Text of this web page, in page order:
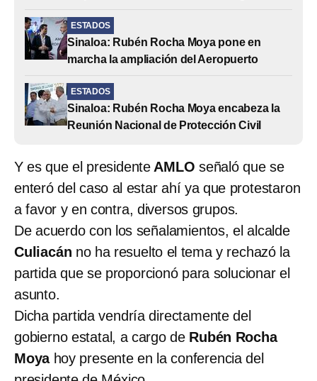
ESTADOS
Sinaloa: Rubén Rocha Moya pone en
marcha la ampliación del Aeropuerto
ESTADOS
Sinaloa: Rubén Rocha Moya encabeza la
Reunión Nacional de Protección Civil
Y es que el presidente AMLO señaló que se
enteró del caso al estar ahí ya que protestaron
a favor y en contra, diversos grupos.
De acuerdo con los señalamientos, el alcalde
Culiacán no ha resuelto el tema y rechazó la
partida que se proporcionó para solucionar el
asunto.
Dicha partida vendría directamente del
gobierno estatal, a cargo de Rubén Rocha
Moyahoy presente en la conferencia del